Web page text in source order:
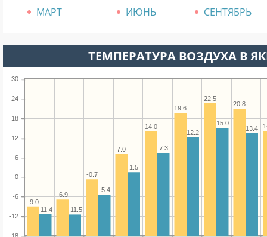
МАРТ
ИЮНЬ СЕНТЯБРЬ
ТЕМПЕРАТУРА ВОЗДУХА В
-12
-6
0
6
12
18
24
30
20.8
22.5
19.6
14.0
7.0
-0.7
-6.9
-9.0
13.4
15.0
12.2
7.3
1.5
-5.4
-11.5
-11.4